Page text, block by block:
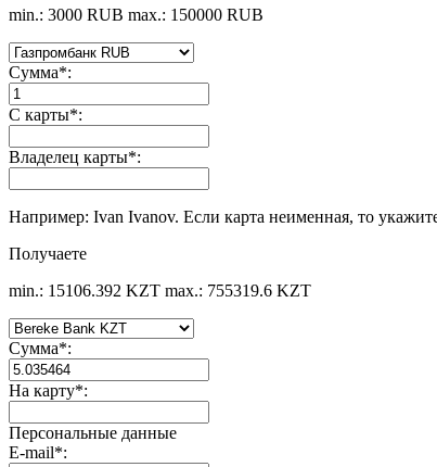
min.: 3000 RUB max.: 150000 RUB
Сумма*:
С карты*:
Владелец карты*:
Например: Ivan Ivanov. Если карта неименная, то
Получаете
min.: 15106.392 KZT max.: 755319.6 KZT
Сумма*:
На карту*:
Персональные данные
E-mail*: